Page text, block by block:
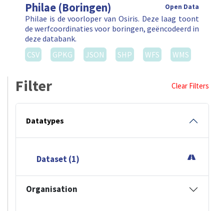
Philae (Boringen) Open Data
Philae is de voorloper van Osiris. Deze laag toont
de werfcoordinaties voor boringen, geëncodeerd in
deze databank.
CSV
GPKG JSON SHP WFS WMS
Filter Clear Filters
Datatypes
Dataset (1)
Organisation